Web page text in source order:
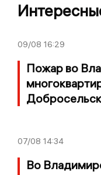
09/08 16:29
Пожар во
07/08 14:34
Во